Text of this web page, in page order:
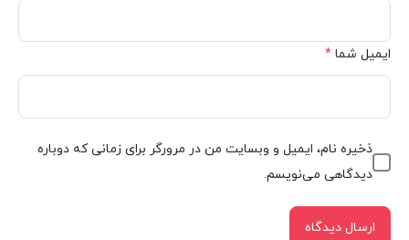
ایمیل شما *
ذخیره نام، ایمیل و وبسایت من در مرورگر برای زمانی که دوباره
دیدگاهی می‌نویسم.